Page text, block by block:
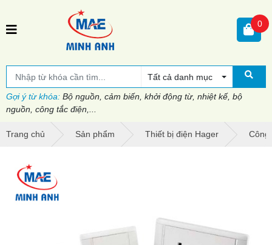
Tất cả danh mục
Gợi ý từ khóa: Bộ nguồn, cảm biến, khởi động từ, nhiệt kế, bộ
nguồn, công tắc điện,...
0
Trang chủ Sản phẩm Thiết bị điện Hager Công